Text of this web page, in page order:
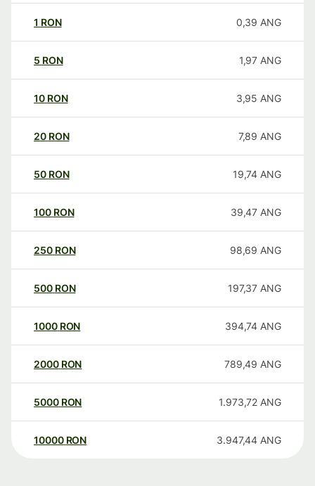
1 RON 0,39 ANG
5 RON 1,97 ANG
10 RON 3,95 ANG
20 RON 7,89 ANG
50 RON 19,74 ANG
100 RON 39,47 ANG
250 RON 98,69 ANG
500 RON 197,37 ANG
1000 RON 394,74 ANG
2000 RON 789,49 ANG
5000 RON 1.973,72 ANG
10000 RON 3.947,44 ANG